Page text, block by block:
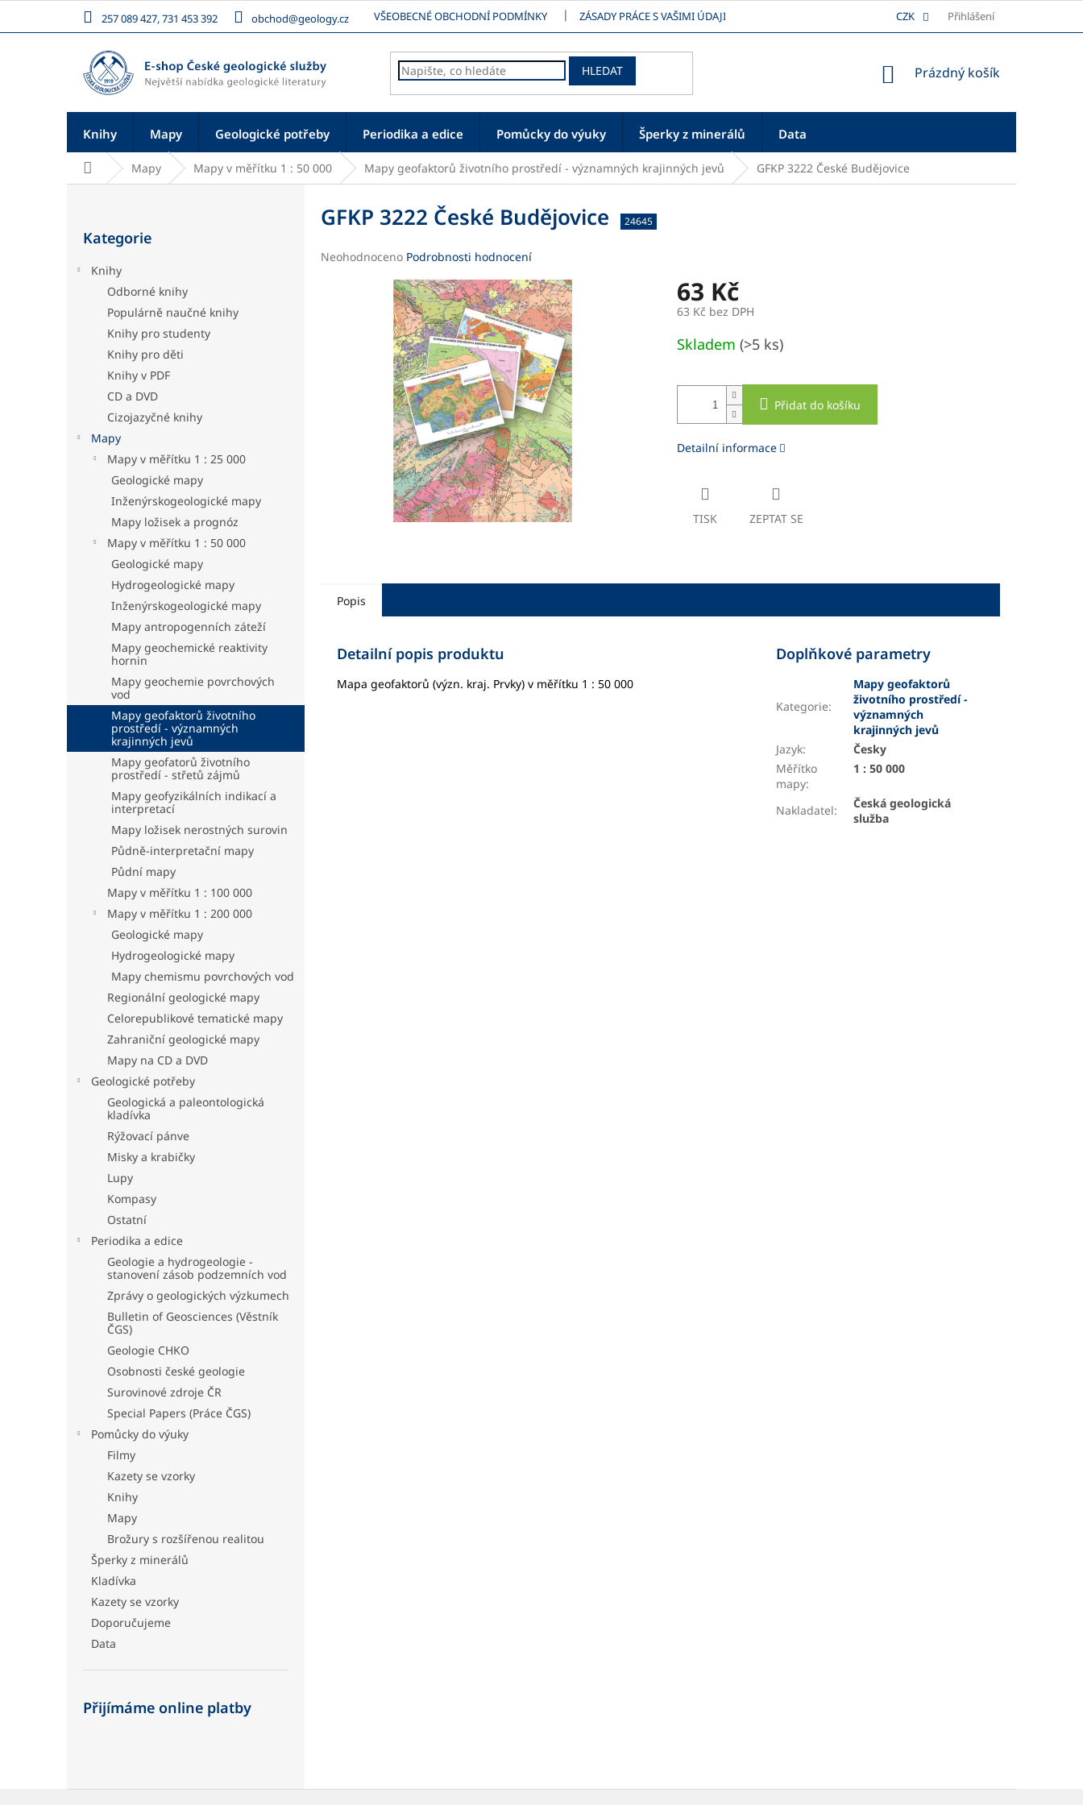
obsah
257 089 427, 731 453 392 obchod@geology.cz VŠEOBECNÉ OBCHODNÍ PODMÍNKY ZÁSADY PRÁCE S VAŠIMI ÚDAJI REKLAMAČNÍ ŘÁD PLATBA
CZK Přihlášení
HLEDAT
NÁKUPNÍ
Prázdný košík
Knihy Mapy Geologické potřeby Periodika a edice Pomůcky do výuky Šperky z minerálů Data
Domů Mapy Mapy v měřítku 1 : 50 000 Mapy geofaktorů životního prostředí - významných krajinných jevů GFKP 3222 České Budějovice
kategorie
Kategorie
Knihy
Odborné knihy
Populárně naučné knihy
Knihy pro studenty
Knihy pro děti
Knihy v PDF
CD a DVD
Cizojazyčné knihy
Mapy
Mapy v měřítku 1 : 25 000
Geologické mapy
Inženýrskogeologické mapy
Mapy ložisek a prognóz
Mapy v měřítku 1 : 50 000
Geologické mapy
Hydrogeologické mapy
Inženýrskogeologické mapy
Mapy antropogenních záteží
Mapy geochemické reaktivity
hornin
Mapy geochemie povrchových
vod
Mapy geofaktorů životního
prostředí - významných
krajinných jevů
Mapy geofatorů životního
prostředí - střetů zájmů
Mapy geofyzikálních indikací a
interpretací
Mapy ložisek nerostných surovin
Půdně-interpretační mapy
Půdní mapy
Mapy v měřítku 1 : 100 000
Mapy v měřítku 1 : 200 000
Geologické mapy
Hydrogeologické mapy
Mapy chemismu povrchových vod
Regionální geologické mapy
Celorepublikové tematické mapy
Zahraniční geologické mapy
Mapy na CD a DVD
Geologické potřeby
Geologická a paleontologická
kladívka
Rýžovací pánve
Misky a krabičky
Lupy
Kompasy
Ostatní
Periodika a edice
Geologie a hydrogeologie -
stanovení zásob podzemních vod
Zprávy o geologických výzkumech
Bulletin of Geosciences (Věstník
ČGS)
Geologie CHKO
Osobnosti české geologie
Surovinové zdroje ČR
Special Papers (Práce ČGS)
Pomůcky do výuky
Filmy
Kazety se vzorky
Knihy
Mapy
Brožury s rozšířenou realitou
Šperky z minerálů
Kladívka
Kazety se vzorky
Doporučujeme
Data
Přijímáme online platby
GFKP 3222 České Budějovice 24645
Průměrné
Neohodnoceno Podrobnosti hodnocení
63 Kč
63 Kč bez DPH
cena:
Skladem (>5 ks)
Přidat do košíku
Detailní informace
TISK ZEPTAT SE
Popis
Detailní popis produktu
Mapa geofaktorů (význ. kraj. Prvky) v měřítku 1 : 50 000
Doplňkové parametry
Kategorie:
Mapy geofaktorů
životního prostředí -
významných
krajinných jevů
Jazyk:
Česky
Měřítko
mapy:
1 : 50 000
Nakladatel:
Česká geologická
služba